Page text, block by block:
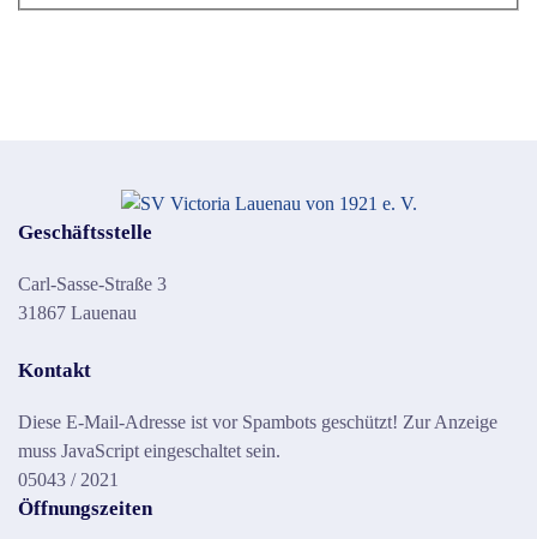
Geschäftsstelle
Carl-Sasse-Straße 3
31867 Lauenau
Kontakt
Diese E-Mail-Adresse ist vor Spambots geschützt! Zur Anzeige
muss JavaScript eingeschaltet sein.
05043 / 2021
Öffnungszeiten